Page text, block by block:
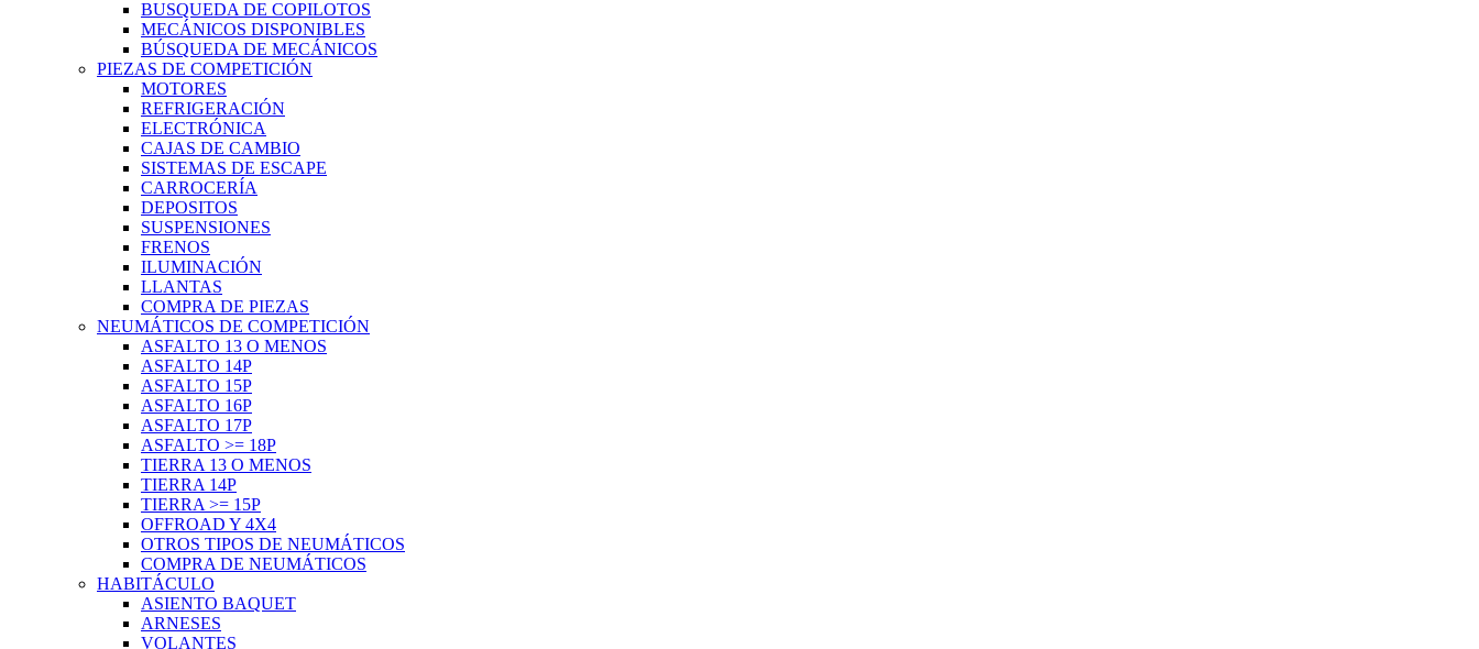
BUSQUEDA DE COPILOTOS
MECÁNICOS DISPONIBLES
BÚSQUEDA DE MECÁNICOS
PIEZAS DE COMPETICIÓN
MOTORES
REFRIGERACIÓN
ELECTRÓNICA
CAJAS DE CAMBIO
SISTEMAS DE ESCAPE
CARROCERÍA
DEPOSITOS
SUSPENSIONES
FRENOS
ILUMINACIÓN
LLANTAS
COMPRA DE PIEZAS
NEUMÁTICOS DE COMPETICIÓN
ASFALTO 13 O MENOS
ASFALTO 14P
ASFALTO 15P
ASFALTO 16P
ASFALTO 17P
ASFALTO >= 18P
TIERRA 13 O MENOS
TIERRA 14P
TIERRA >= 15P
OFFROAD Y 4X4
OTROS TIPOS DE NEUMÁTICOS
COMPRA DE NEUMÁTICOS
HABITÁCULO
ASIENTO BAQUET
ARNESES
VOLANTES